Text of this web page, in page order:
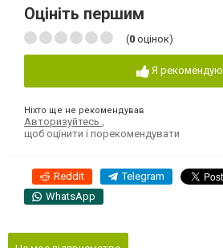
Оцініть першим
(0 оцінок)
Я рекомендую
Ніхто ще не рекомендував
Авторизуйтесь
щоб оцінити і порекомендувати
Reddit Telegram
WhatsApp